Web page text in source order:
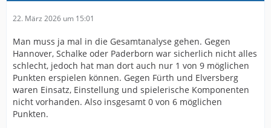
22. März 2026 um 15:01
Man muss ja mal in die Gesamtanalyse gehen. Gegen
Hannover, Schalke oder Paderborn war sicherlich nicht alles
schlecht, jedoch hat man dort auch nur 1 von 9 möglichen
Punkten erspielen können. Gegen Fürth und Elversberg
waren Einsatz, Einstellung und spielerische Komponenten
nicht vorhanden. Also insgesamt 0 von 6 möglichen
Punkten.